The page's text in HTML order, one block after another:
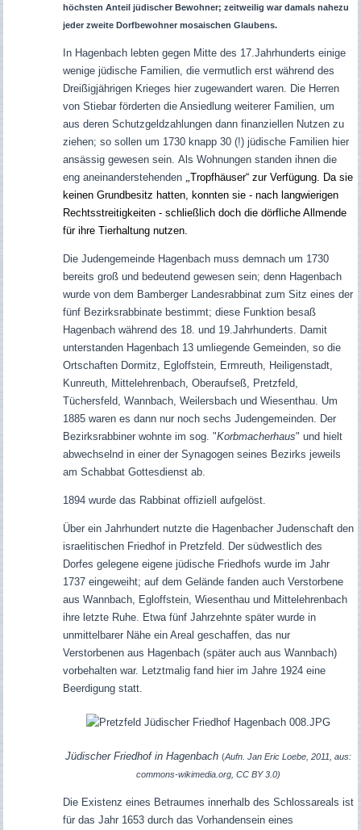
höchsten Anteil jüdischer Bewohner; zeitweilig war damals nahezu
jeder zweite Dorfbewohner mosaischen Glaubens.
In Hagenbach lebten gegen Mitte des 17.Jahrhunderts einige
wenige jüdische Familien, die vermutlich erst während des
Dreißigjährigen Krieges hier zugewandert waren. Die Herren
von Stiebar förderten die Ansiedlung weiterer Familien, um
aus deren Schutzgeldzahlungen dann finanziellen Nutzen zu
ziehen; so sollen um 1730 knapp 30 (!) jüdische Familien hier
ansässig gewesen sein. Als Wohnungen standen ihnen die
eng aneinanderstehenden
Tropfhäuser“ zur Verfügung. Da sie
keinen Grundbesitz hatten, konnten sie - nach langwierigen
Rechtsstreitigkeiten - schließlich doch die dörfliche Allmende
für ihre Tierhaltung nutzen.
Die Judengemeinde Hagenbach muss demnach um 1730
bereits groß und bedeutend gewesen sein; denn Hagenbach
wurde von dem Bamberger Landesrabbinat zum Sitz eines der
fünf Bezirksrabbinate bestimmt; diese Funktion besaß
Hagenbach während des 18. und 19.Jahrhunderts. Damit
unterstanden Hagenbach 13 umliegende Gemeinden, so die
Ortschaften Dormitz, Egloffstein, Ermreuth, Heiligenstadt,
Kunreuth, Mittelehrenbach, Oberaufseß, Pretzfeld,
Tüchersfeld, Wannbach, Weilersbach und Wiesenthau. Um
1885 waren es dann nur noch sechs Judengemeinden.
Der
Bezirksrabbiner wohnte im sog. "Korbmacherhaus" und hielt
abwechselnd in einer der Synagogen seines Bezirks jeweils
am SchabbatGottesdienst ab.
1894 wurde das Rabbinat offiziell aufgelöst.
Über ein Jahrhundert nutzte die Hagenbacher Judenschaft den
israelitischen Friedhof in Pretzfeld. Der südwestlich des
Dorfes gelegene eigene jüdische Friedhofs wurde im Jahr
1737 eingeweiht; auf dem Gelände fanden auch Verstorbene
aus Wannbach, Egloffstein, Wiesenthau und Mittelehrenbach
ihre letzte Ruhe. Etwa fünf Jahrzehnte später wurde in
unmittelbarer Nähe ein Areal geschaffen, das nur
Verstorbenen aus Hagenbach (später auch aus Wannbach)
vorbehalten war.
Letztmalig fand hier im Jahre 1924 eine
Beerdigung statt.
Jüdischer Friedhof in Hagenbach (Aufn. Jan Eric Loebe, 2011, aus:
commons-wikimedia.org, CC BY 3.0)
Die Existenz eines Betraumes innerhalb des Schlossareals ist
für das Jahr 1653 durch das Vorhandensein eines